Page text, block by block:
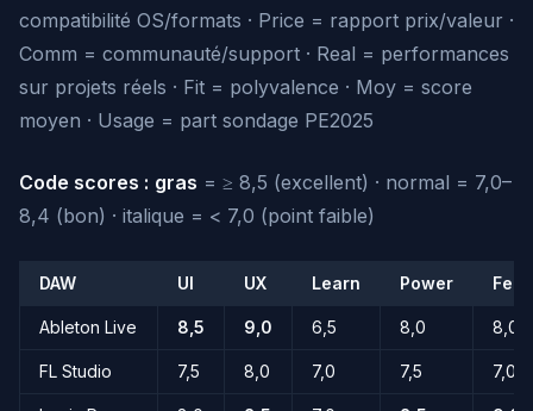
compatibilité OS/formats · Price = rapport prix/valeur ·
Comm = communauté/support · Real = performances
sur projets réels · Fit = polyvalence · Moy = score
moyen · Usage = part sondage PE2025
Code scores : gras = ≥ 8,5 (excellent) · normal = 7,0–
8,4 (bon) · italique = < 7,0 (point faible)
DAW UI UX Learn Power Feat
Ableton Live 8,5 9,0 6,5 8,0 8,0
FL Studio 7,5 8,0 7,0 7,5 7,0